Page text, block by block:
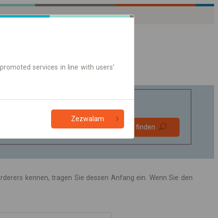
ohne Umstieg
Verbindung finden
kennen, tragen Sie dessen Anfang ein. Wenn Sie den
services in line with users'
Zezwalam